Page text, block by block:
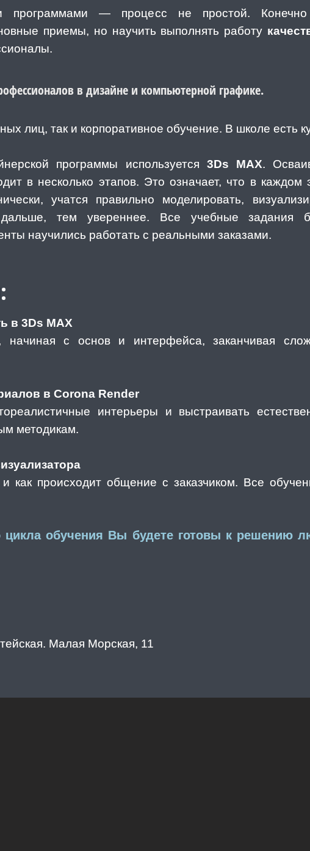
программами — процесс не простой.
приемы, но научить выполнять работу
в дизайне и компьютерной графике.
лиц, так и корпоративное обучение. В школе есть
программы используется 3Ds MAX.
в несколько этапов. Это означает, что в каждом
учатся правильно моделировать,
тем увереннее. Все учебные задания
научились работать с реальными заказами.
в 3Ds MAX
с основ и интерфейса, заканчивая
в Corona Render
интерьеры и выстраивать
методикам.
и как происходит общение с заказчиком. Все
цикла обучения Вы будете готовы к решению
Малая Морская, 11